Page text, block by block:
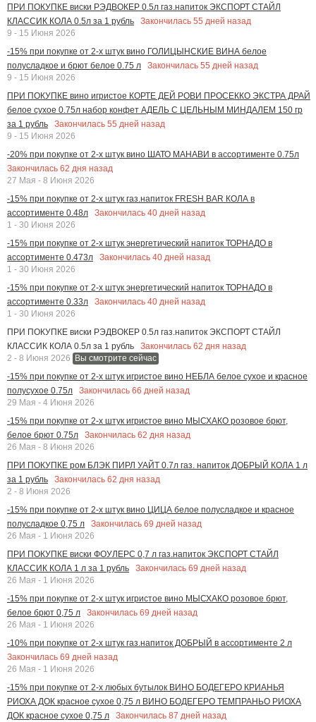
ПРИ ПОКУПКЕ виски РЭДВОКЕР 0.5л газ.напиток ЭКСПОРТ СТАЙЛ
КЛАССИК КОЛА 0.5л за 1 рубль
Закончилась 55 дней назад
9 - 15 Июня 2026
-15% при покупке от 2-х штук вино ГОЛИЦЫНСКИЕ ВИНА белое
полусладкое и брют белое 0.75 л
Закончилась 55 дней назад
9 - 15 Июня 2026
ПРИ ПОКУПКЕ вино игристое КОРТЕ ДЕЙ РОВИ ПРОСЕККО ЭКСТРА ДРАЙ
белое сухое 0.75л набор конфет АДЕЛЬ С ЦЕЛЬНЫМ МИНДАЛЕМ 150 гр
за 1 рубль
Закончилась 55 дней назад
9 - 15 Июня 2026
-20% при покупке от 2-х штук вино ШАТО МАНАВИ в ассортименте 0.75л
Закончилась 62 дня назад
27 Мая - 8 Июня 2026
-15% при покупке от 2-х штук газ.напиток FRESH BAR КОЛА в
ассортименте 0.48л
Закончилась 40 дней назад
1 - 30 Июня 2026
-15% при покупке от 2-х штук энергетический напиток ТОРНАДО в
ассортименте 0.473л
Закончилась 40 дней назад
1 - 30 Июня 2026
-15% при покупке от 2-х штук энергетический напиток ТОРНАДО в
ассортименте 0.33л
Закончилась 40 дней назад
1 - 30 Июня 2026
ПРИ ПОКУПКЕ виски РЭДВОКЕР 0.5л газ.напиток ЭКСПОРТ СТАЙЛ
КЛАССИК КОЛА 0.5л за 1 рубль
Закончилась 62 дня назад
2 - 8 Июня 2026
Вы смотрите сейчас
-15% при покупке от 2-х штук игристое вино НЕБЛА белое сухое и красное
полусухое 0.75л
Закончилась 66 дней назад
29 Мая - 4 Июня 2026
-15% при покупке от 2-х штук игристое вино МЫСХАКО розовое брют,
белое брют 0.75л
Закончилась 62 дня назад
26 Мая - 8 Июня 2026
ПРИ ПОКУПКЕ ром БЛЭК ПИРЛ УАЙТ 0.7л газ. напиток ДОБРЫЙ КОЛА 1 л
за 1 рубль
Закончилась 62 дня назад
2 - 8 Июня 2026
-15% при покупке от 2-х штук вино ЦИЦА белое полусладкое и красное
полусладкое 0,75 л
Закончилась 69 дней назад
26 Мая - 1 Июня 2026
ПРИ ПОКУПКЕ виски ФОУЛЕРС 0,7 л газ.напиток ЭКСПОРТ СТАЙЛ
КЛАССИК КОЛА 1 л за 1 рубль
Закончилась 69 дней назад
26 Мая - 1 Июня 2026
-15% при покупке от 2-х штук игристое вино МЫСХАКО розовое брют,
белое брют 0,75 л
Закончилась 69 дней назад
26 Мая - 1 Июня 2026
-10% при покупке от 2-х штук газ.напиток ДОБРЫЙ в ассортименте 2 л
Закончилась 69 дней назад
26 Мая - 1 Июня 2026
-15% при покупке от 2-х любых бутылок ВИНО БОДЕГЕРО КРИАНЬЯ
РИОХА ДОК красное сухое 0,75 л ВИНО БОДЕГЕРО ТЕМПРАНЬО РИОХА
ДОК красное сухое 0,75 л
Закончилась 87 дней назад